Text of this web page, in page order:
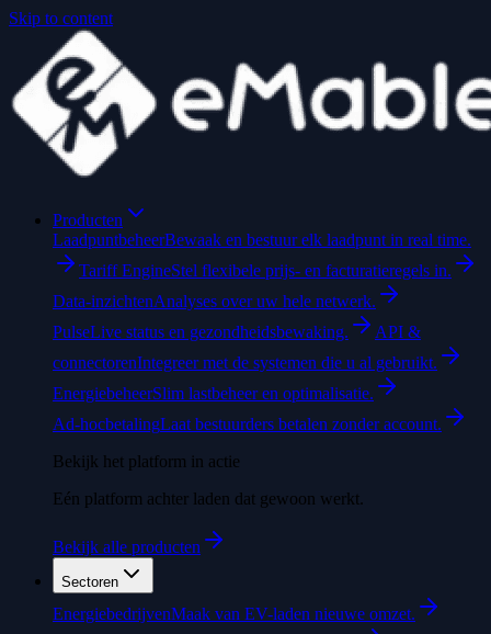
Skip to content
Producten
LaadpuntbeheerBewaak en bestuur elk laadpunt in real time.
Tariff EngineStel flexibele prijs- en facturatieregels in.
Data-inzichtenAnalyses over uw hele netwerk.
PulseLive status en gezondheidsbewaking.
API &
connectorenIntegreer met de systemen die u al gebruikt.
EnergiebeheerSlim lastbeheer en optimalisatie.
Ad-hocbetalingLaat bestuurders betalen zonder account.
Bekijk het platform in actie
Eén platform achter laden dat gewoon werkt.
Bekijk alle producten
Sectoren
EnergiebedrijvenMaak van EV-laden nieuwe omzet.